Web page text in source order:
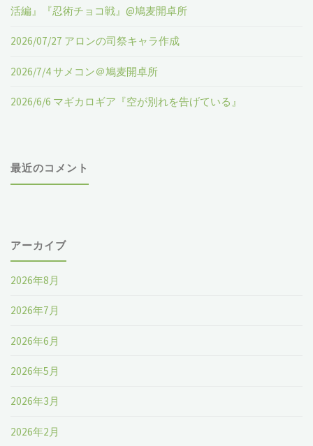
活編』『忍術チョコ戦』@鳩麦開卓所
2026/07/27 アロンの司祭キャラ作成
2026/7/4 サメコン＠鳩麦開卓所
2026/6/6 マギカロギア『空が別れを告げている』
最近のコメント
アーカイブ
2026年8月
2026年7月
2026年6月
2026年5月
2026年3月
2026年2月